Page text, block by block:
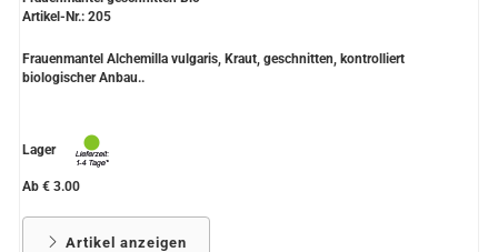
Artikel-Nr.: 205
Frauenmantel Alchemilla vulgaris, Kraut, geschnitten, kontrolliert
biologischer Anbau..
Lager
Ab € 3.00
Artikel anzeigen